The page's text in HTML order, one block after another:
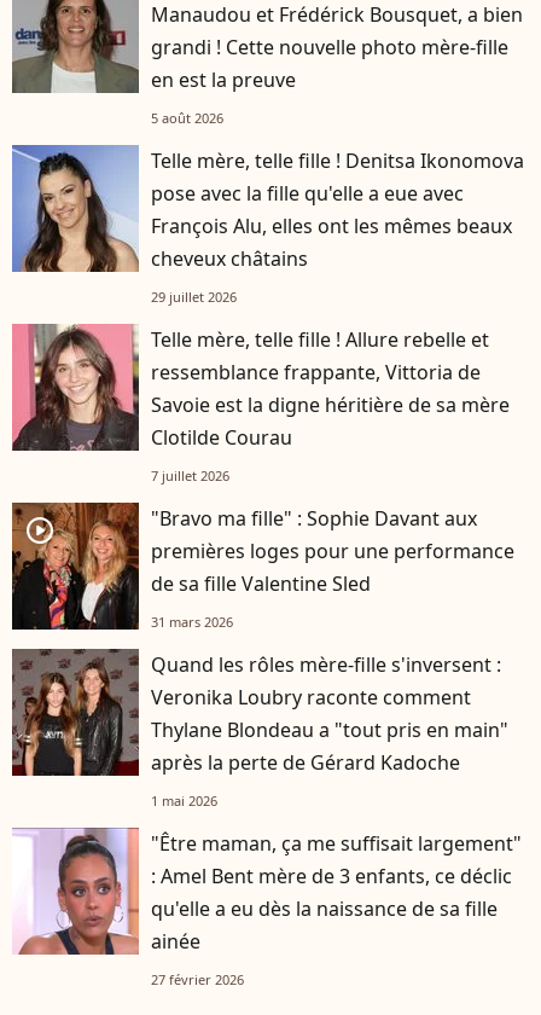
Manaudou et Frédérick Bousquet, a bien
grandi ! Cette nouvelle photo mère-fille
en est la preuve
5 août 2026
Telle mère, telle fille ! Denitsa Ikonomova
pose avec la fille qu'elle a eue avec
François Alu, elles ont les mêmes beaux
cheveux châtains
29 juillet 2026
Telle mère, telle fille ! Allure rebelle et
ressemblance frappante, Vittoria de
Savoie est la digne héritière de sa mère
Clotilde Courau
7 juillet 2026
player2
"Bravo ma fille" : Sophie Davant aux
premières loges pour une performance
de sa fille Valentine Sled
31 mars 2026
Quand les rôles mère-fille s'inversent :
Veronika Loubry raconte comment
Thylane Blondeau a "tout pris en main"
après la perte de Gérard Kadoche
1 mai 2026
"Être maman, ça me suffisait largement"
: Amel Bent mère de 3 enfants, ce déclic
qu'elle a eu dès la naissance de sa fille
ainée
27 février 2026